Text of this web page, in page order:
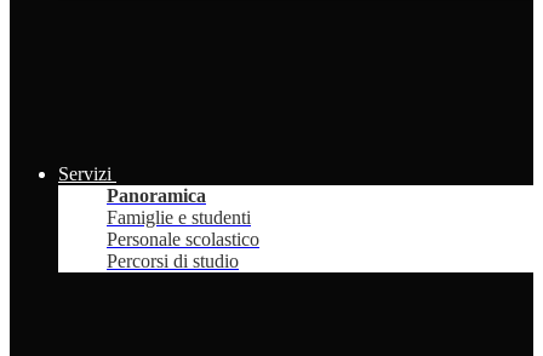
Servizi
Panoramica
Famiglie e studenti
Personale scolastico
Percorsi di studio